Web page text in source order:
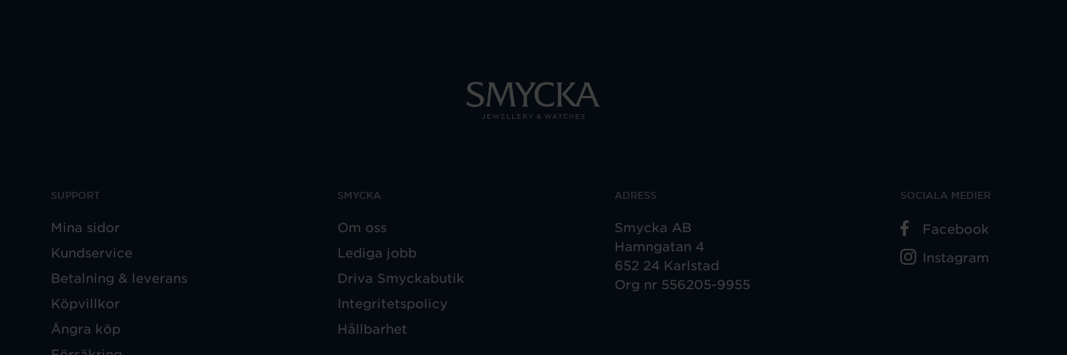
SUPPORT
Mina sidor
Kundservice
Betalning & leverans
Köpvillkor
Ångra köp
SMYCKA
Om oss
Lediga jobb
Driva Smyckabutik
Integritetspolicy
Hållbarhet
ADRESS
Smycka AB
Hamngatan 4
652 24 Karlstad
Org nr 556205-9955
SOCIALA MEDIER
Facebook
Instagram